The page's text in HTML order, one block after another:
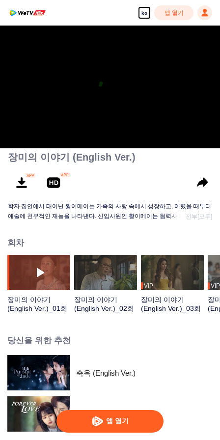
ko 앱 열기
앱 열기
장미의 이야기 (English Ver.)
학자 집안에서 태어난 황이메이는 가족의 사랑 속에서 성장하고, 어렸을 때부터
예술에 천부적인 재능을 나타낸다. 신입사원인 황이메이는 협력사 파트너인 좡
람은 진로에 대한 의견 차이로 이혼을 결정한다. 사업을 시작한 황이메이는 소
울메이트인 푸자밍을 만나게 되지만 푸자밍은 몇 개월의 시간밖에 남지 않은 시
한부 삶을 살게 되는데...
전부[모두]
회차
장미의 이야기
(English Ver.)_01회
장미의 이야기
(English Ver.)_02회
VIP
장미의 이야기
(English Ver.)_03회
VIP
장
당신을 위한 추천
축옥 (English Ver.)